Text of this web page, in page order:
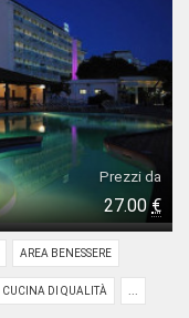
Prezzi da
27.00€
AREA BENESSERE
CUCINA DI QUALITÀ